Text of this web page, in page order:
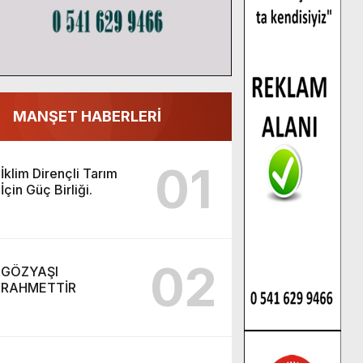
MANŞET HABERLERİ
İklim Dirençli Tarım
İçin Güç Birliği.
01
GÖZYAŞI
RAHMETTİR
02